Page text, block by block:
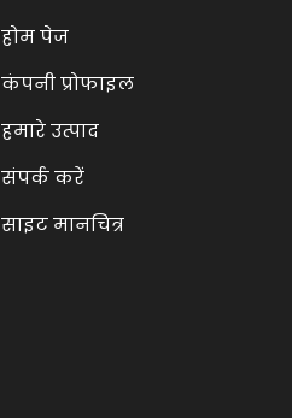
होम पेज
कंपनी प्रोफाइल
हमारे उत्पाद
संपर्क करें
साइट मानचित्र